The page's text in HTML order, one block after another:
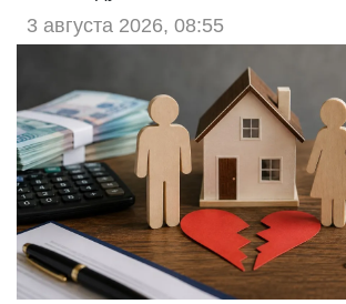
3 августа 2026, 08:55